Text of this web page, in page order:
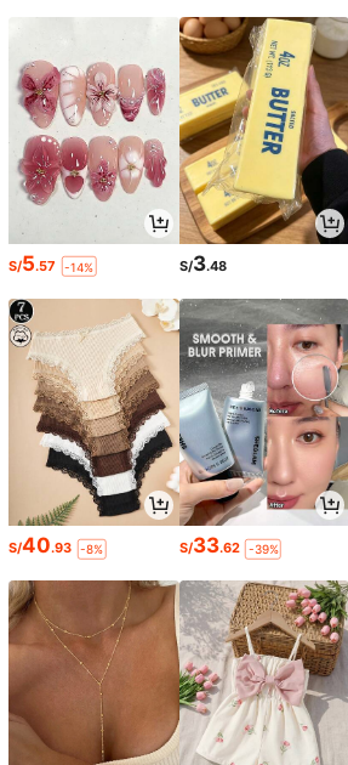
S/5.57 -14% S/3.48
S/40.93 -8% S/33.62 -39%